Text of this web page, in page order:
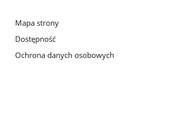
Mapa strony
Dostępność
Ochrona danych osobowych